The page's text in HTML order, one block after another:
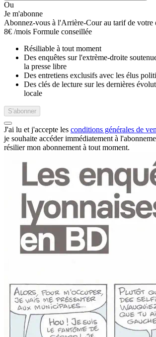
Ou
Je m'abonne
Abonnez-vous à l'Arrière-Cour au tarif de votre
8€ /mois Formule conseillée
Résiliable à tout moment
Des enquêtes sur l'extrème-droite
la presse libre
Des entretiens exclusifs avec les élus
Des clés de lecture sur les dernières
locale
S'abonner
J'ai lu et j'accepte les conditions générales de
je souhaite accéder immédiatement à
résilier mon abonnement à tout moment.